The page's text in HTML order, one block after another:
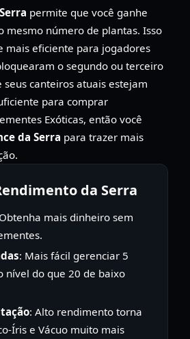
permite que você ganhe
mesmo número de plantas. Isso
mais eficiente para jogadores
o segundo ou terceiro
seus canteiros atuais estejam
para comprar
Exóticas, então você
da Serra para trazer mais
da Serra
mais dinheiro sem
: Mais fácil gerenciar 5
nível do que 20 de baixo
: Alto rendimento torna
Íris e Vácuo muito mais